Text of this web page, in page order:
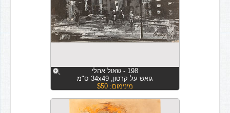
198 - שאול אהלי
גואש על קרטון, 34x49 ס"מ
מינימום: $50